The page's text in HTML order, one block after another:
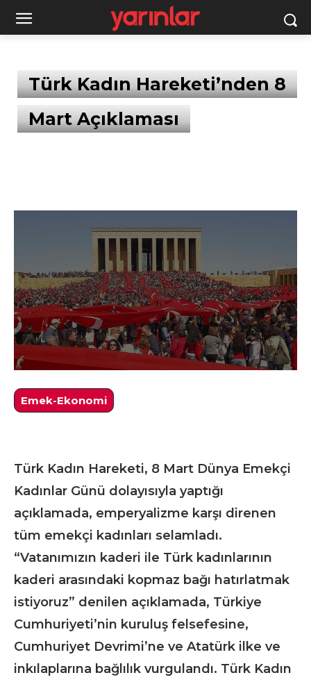
Türk Kadın Hareketi’nden 8
Mart Açıklaması
Emek-Ekonomi
Türk Kadın Hareketi, 8 Mart Dünya Emekçi
Kadınlar Günü dolayısıyla yaptığı
açıklamada, emperyalizme karşı direnen
tüm emekçi kadınları selamladı.
“Vatanımızın kaderi ile Türk kadınlarının
kaderi arasındaki kopmaz bağı hatırlatmak
istiyoruz” denilen açıklamada, Türkiye
Cumhuriyeti’nin kuruluş felsefesine,
Cumhuriyet Devrimi’ne ve Atatürk ilke ve
inkılaplarına bağlılık vurgulandı. Türk Kadın